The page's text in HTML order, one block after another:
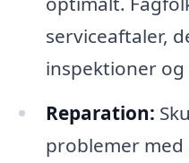
serviceaftaler,
inspektioner
Reparation:
problemer